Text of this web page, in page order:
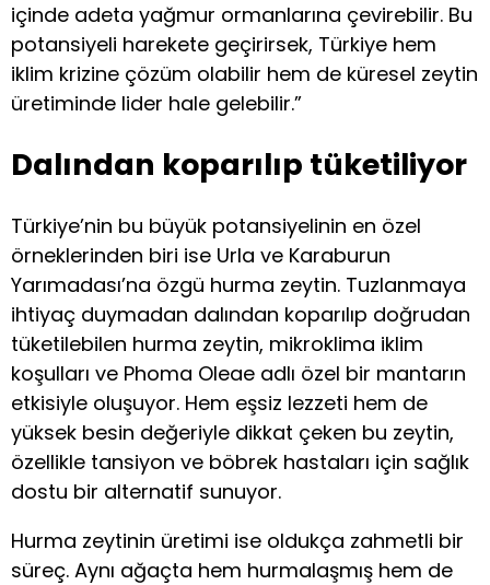
içinde adeta yağmur ormanlarına çevirebilir. Bu
potansiyeli harekete geçirirsek, Türkiye hem
iklim krizine çözüm olabilir hem de küresel zeytin
üretiminde lider hale gelebilir.”
Dalından koparılıp tüketiliyor
Türkiye’nin bu büyük potansiyelinin en özel
örneklerinden biri ise Urla ve Karaburun
Yarımadası’na özgü hurma zeytin. Tuzlanmaya
ihtiyaç duymadan dalından koparılıp doğrudan
tüketilebilen hurma zeytin, mikroklima iklim
koşulları ve Phoma Oleae adlı özel bir mantarın
etkisiyle oluşuyor. Hem eşsiz lezzeti hem de
yüksek besin değeriyle dikkat çeken bu zeytin,
özellikle tansiyon ve böbrek hastaları için sağlık
dostu bir alternatif sunuyor.
Hurma zeytinin üretimi ise oldukça zahmetli bir
süreç. Aynı ağaçta hem hurmalaşmış hem de